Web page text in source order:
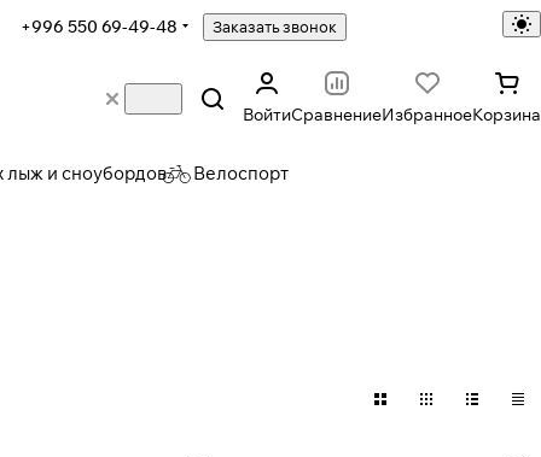
+996 550 69-49-48 Заказать звонок
ВойтиСравнениеИзбранноеКорзина
лыж и сноубордов Велоспорт